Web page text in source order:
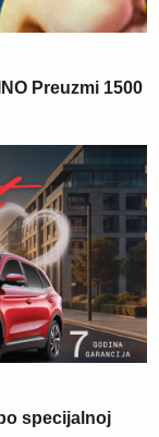
Preuzmi 1500
specijalnoj